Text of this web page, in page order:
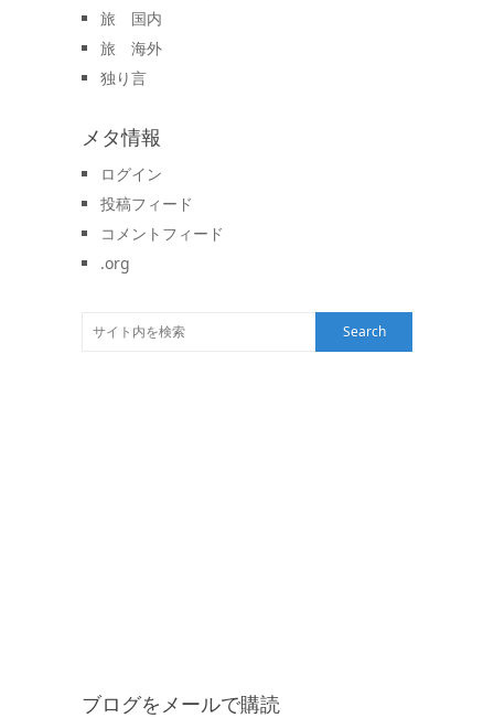
旅 国内
旅 海外
独り言
メタ情報
ログイン
投稿フィード
コメントフィード
.org
ブログをメールで購読